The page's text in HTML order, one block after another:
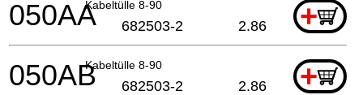
Kabeltülle 8-90 +
050AA 682503-2 2.86
Kabeltülle 8-90 +
050AB 682503-2 2.86